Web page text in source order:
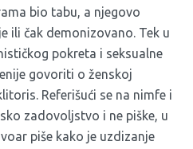
bio tabu, a njegovo
ili čak demonizovano. Tek u
pokreta i seksualne
govoriti o ženskoj
Referišući se na nimfe i
zadovoljstvo i ne piške, u
piše kako je uzdizanje